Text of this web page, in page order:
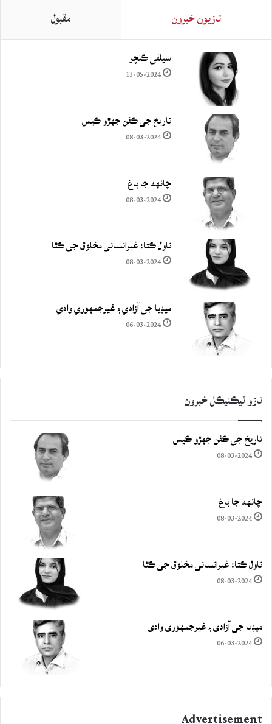
تازيون خبرون مقبول
سيلفي ڪلچر
13-05-2024
تاريخ جي ڪفن جھڙو ڪيس
08-03-2024
چانهه جا باغ
08-03-2024
ناول ڪتا: غيرانساني مخلوق جي ڪٿا
08-03-2024
ميڊيا جي آزادي ۽ غيرجمھوري وادي
06-03-2024
تازو ٽيڪنيڪل خبرون
تاريخ جي ڪفن جھڙو ڪيس
08-03-2024
چانهه جا باغ
08-03-2024
ناول ڪتا: غيرانساني مخلوق جي ڪٿا
08-03-2024
ميڊيا جي آزادي ۽ غيرجمھوري وادي
06-03-2024
Advertisement